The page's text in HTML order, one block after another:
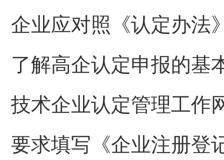
企业应对照《认定办法
了解高企认定申报的基
技术企业认定管理工作
要求填写《企业注册登